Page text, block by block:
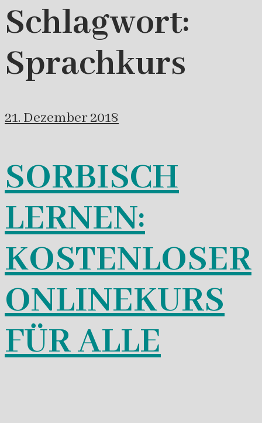
Schlagwort:
Sprachkurs
21. Dezember 2018
SORBISCH
LERNEN:
KOSTENLOSER
ONLINEKURS
FÜR ALLE